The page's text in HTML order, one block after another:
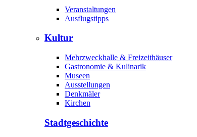
Veranstaltungen
Ausflugstipps
Kultur
Mehrzweckhalle & Freizeithäuser
Gastronomie & Kulinarik
Museen
Ausstellungen
Denkmäler
Kirchen
Stadtgeschichte